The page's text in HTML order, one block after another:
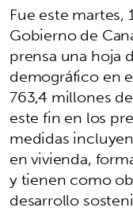
Fue este
Gobierno de
prensa una hoja
demográfico en
763,4 millones
este fin en los
medidas
en vivienda,
y tienen como
desarrollo